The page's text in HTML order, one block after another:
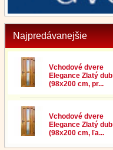
Najpredávanejšie
Vchodové dvere
Elegance Zlatý dub
(98x200 cm, pr...
Vchodové dvere
Elegance Zlatý dub
(98x200 cm, ľa...